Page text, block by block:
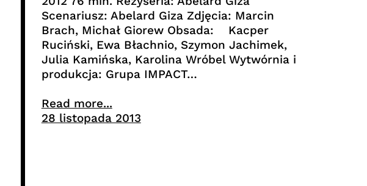
Scenariusz: Abelard Giza Zdjęcia: Marcin
Brach, Michał Giorew Obsada: Kacper
Ruciński, Ewa Błachnio, Szymon Jachimek,
Julia Kamińska, Karolina Wróbel Wytwórnia i
produkcja: Grupa IMPACT…
Read more...
28 listopada 2013